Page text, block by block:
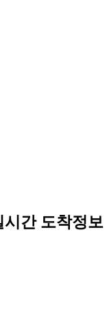
간 도착정보